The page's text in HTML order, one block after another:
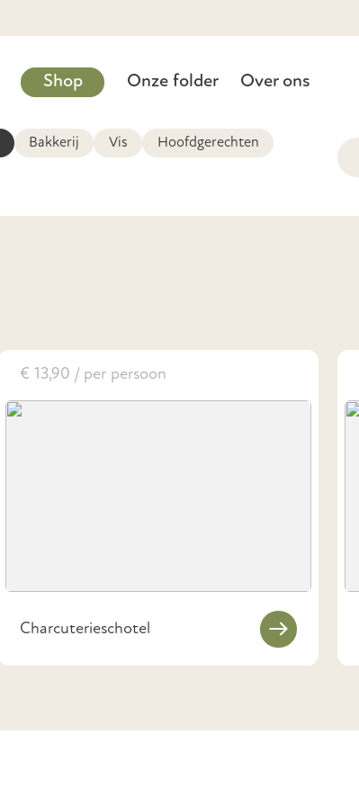
Shop Onze folder Over ons
Bakkerij Vis Hoofdgerechten
€ 13,90 / per persoon
Charcuterieschotel